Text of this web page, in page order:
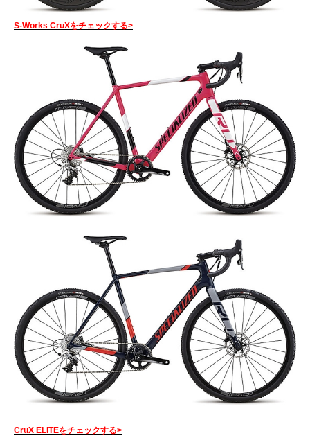
S-Works CruXをチェックする>
CruX ELITEをチェックする>